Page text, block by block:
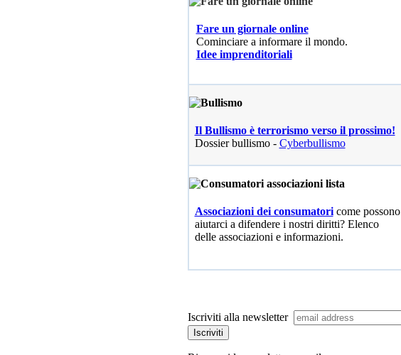
Fare un giornale online
Cominciare a informare il mondo.
Idee imprenditoriali
Il Bullismo è terrorismo verso il prossimo!
Dossier bullismo - Cyberbullismo
Associazioni dei consumatoricome possono
aiutarci a difendere i nostri diritti? Elenco
delle associazioni e informazioni.
Iscriviti alla newsletter